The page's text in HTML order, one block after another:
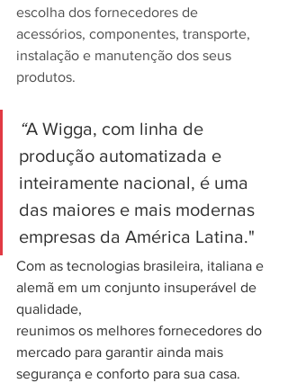
escolha dos fornecedores de
acessórios, componentes, transporte,
instalação e manutenção dos seus
produtos.
“A Wigga, com linha de
produção automatizada e
inteiramente nacional, é uma
das maiores e mais modernas
empresas da América Latina."
Com as tecnologias brasileira, italiana e
alemã em um conjunto insuperável de
qualidade,
reunimos os melhores fornecedores do
mercado para garantir ainda mais
segurança e conforto para sua casa.